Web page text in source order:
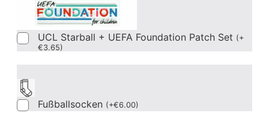
UCL Starball + UEFA Foundation Patch Set (+
€3.65)
Fußballsocken (+€6.00)